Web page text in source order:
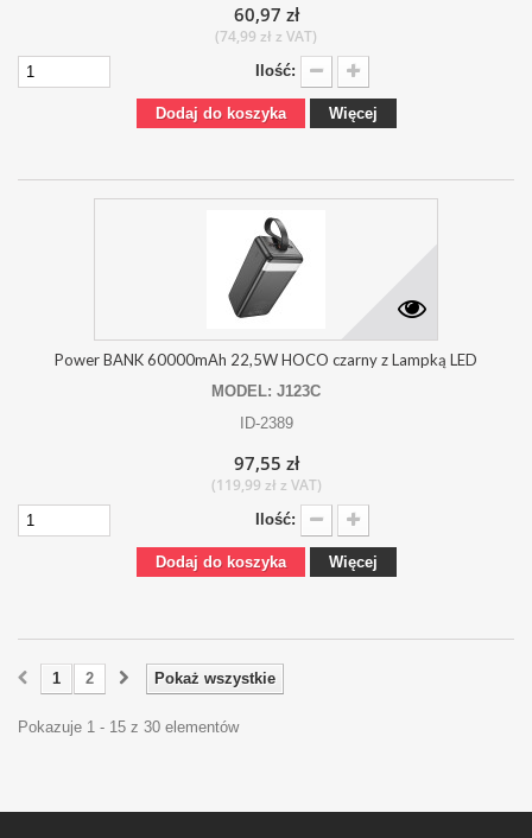
60,97 zł
(74,99 zł z VAT)
Ilość:
Dodaj do koszyka Więcej
Power BANK 60000mAh 22,5W HOCO czarny z Lampką LED
MODEL: J123C
ID-2389
97,55 zł
(119,99 zł z VAT)
Ilość:
Dodaj do koszyka Więcej
Pokaż wszystkie
1 2
Pokazuje 1 - 15 z 30 elementów